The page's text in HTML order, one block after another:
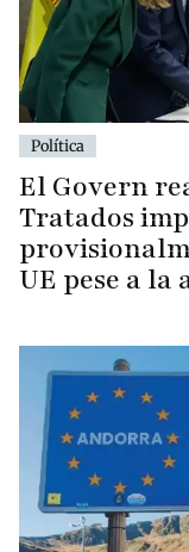
Política
El Govern
Tratados
UE pese a